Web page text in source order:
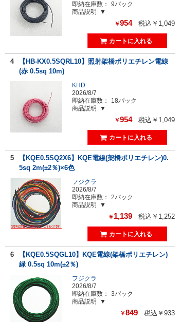
即納在庫数：
9パック
商品説明
￥954 税込￥1,049
4
【HB-KX0.5SQRL10】照射架橋ポリエチレン電線
(赤 0.5sq 10m)
KHD
2026/8/7
即納在庫数：
18パック
商品説明
￥954 税込￥1,049
5
【KQE0.5SQ2X6】KQE電線(架橋ポリエチレン)0.
5sq 2m(±2％)×6色
フジクラ
2026/8/7
即納在庫数：
2パック
商品説明
￥ 1,139 税込￥1,252
6
【KQE0.5SQGL10】KQE電線(架橋ポリエチレン)
緑 0.5sq 10m(±2％)
フジクラ
2026/8/7
即納在庫数：
3パック
商品説明
￥849 税込￥933